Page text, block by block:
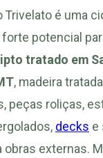
Trivelato é uma
potencial
tratado em
, madeira
peças roliças,
decks e
obras externas.